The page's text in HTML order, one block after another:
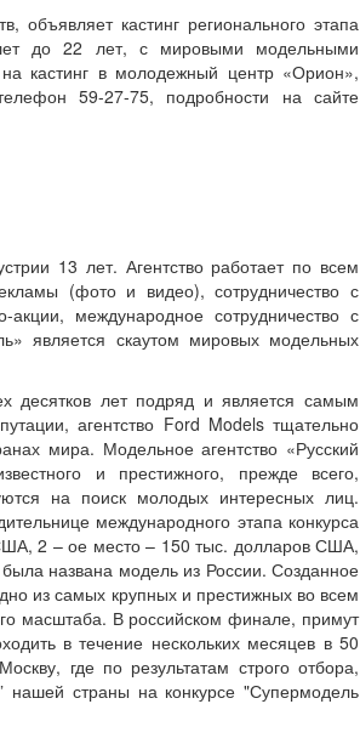
объявляет кастинг регионального этапа
до 22 лет, с мировыми модельными
кастинг в молодежный центр «Орион»,
59-27-75, подробности на сайте
13 лет. Агентство работает по всем
(фото и видео), сотрудничество с
международное сотрудничество с
является скаутом мировых модельных
десятков лет подряд и является самым
агентство Ford Models тщательно
мира. Модельное агентство «Русский
и престижного, прежде всего,
на поиск молодых интересных лиц.
международного этапа конкурса
2 – ое место – 150 тыс. долларов США,
названа модель из России. Созданное
из самых крупных и престижных во всем
масштаба. В российском финале, примут
в течение нескольких месяцев в 50
где по результатам строго отбора,
нашей страны на конкурсе "Супермодель